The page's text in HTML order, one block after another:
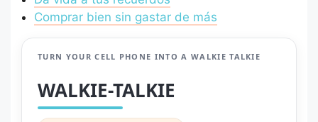
Comprar bien sin gastar de más
TURN YOUR CELL PHONE INTO A WALKIE TALKIE
WALKIE-TALKIE